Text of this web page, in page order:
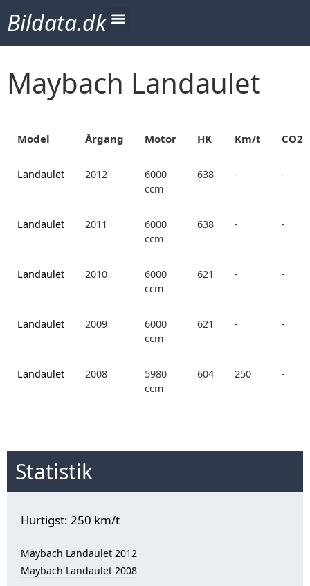
Bildata.dk
Maybach Landaulet
Model Årgang Motor HK Km/t CO2
Landaulet 2012
6000
ccm
638 - -
Landaulet 2011
6000
ccm
638 - -
Landaulet 2010
6000
ccm
621 - -
Landaulet 2009
6000
ccm
621 - -
Landaulet 2008
5980
ccm
604 250 -
Statistik
Hurtigst: 250 km/t
Maybach Landaulet 2012
Maybach Landaulet 2008